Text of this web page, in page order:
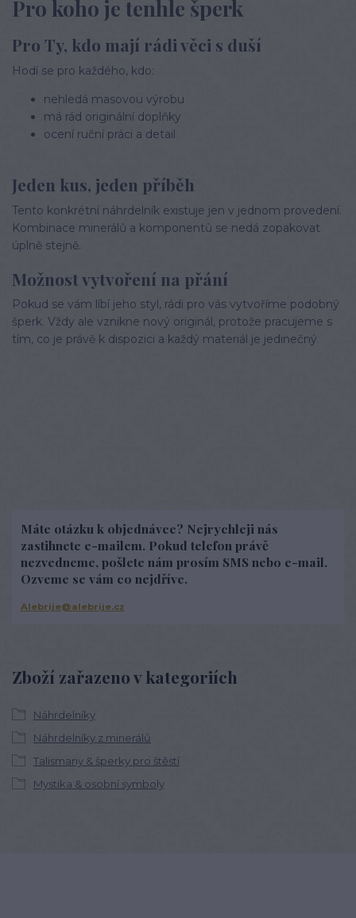
Pro koho je tenhle šperk
Pro Ty, kdo mají rádi věci s duší
Hodí se pro každého, kdo:
nehledá masovou výrobu
má rád originální doplňky
ocení ruční práci a detail
Jeden kus, jeden příběh
Tento konkrétní náhrdelník existuje jen v jednom provedení.
Kombinace minerálů a komponentů se nedá zopakovat
úplně stejně.
Možnost vytvoření na přání
Pokud se vám líbí jeho styl, rádi pro vás vytvoříme podobný
šperk. Vždy ale vznikne nový originál, protože pracujeme s
tím, co je právě k dispozici a každý materiál je jedinečný.
Zboží zařazeno v kategoriích
Náhrdelníky
Náhrdelníky z minerálů
Talismany & šperky pro štěstí
Mystika & osobní symboly
Máte otázku k objednávce? Nejrychleji nás
zastihnete e-mailem. Pokud telefon právě
nezvedneme, pošlete nám prosím SMS nebo e-mail.
Ozveme se vám co nejdříve.
Alebrije@alebrije.cz